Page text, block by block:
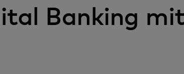
Banking